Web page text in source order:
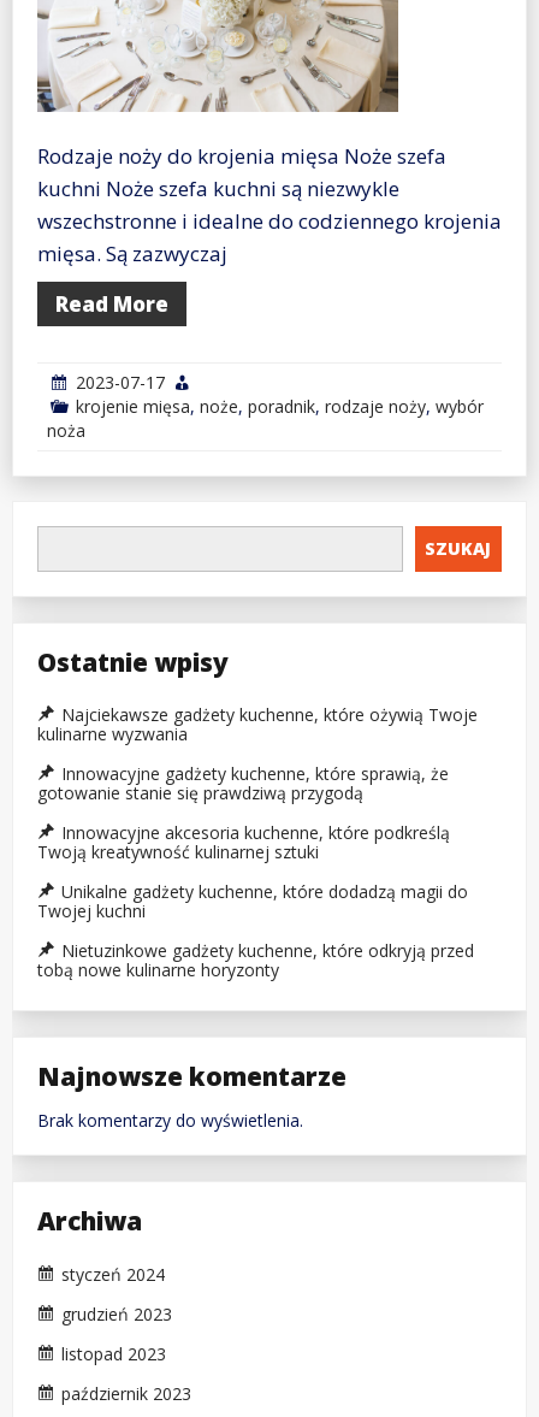
Rodzaje noży do krojenia mięsa Noże szefa
kuchni Noże szefa kuchni są niezwykle
wszechstronne i idealne do codziennego krojenia
mięsa. Są zazwyczaj
Read More
2023-07-17
krojenie mięsa, noże, poradnik, rodzaje noży, wybór
noża
SZUKAJ
Ostatnie wpisy
Najciekawsze gadżety kuchenne, które ożywią Twoje
kulinarne wyzwania
Innowacyjne gadżety kuchenne, które sprawią, że
gotowanie stanie się prawdziwą przygodą
Innowacyjne akcesoria kuchenne, które podkreślą
Twoją kreatywność kulinarnej sztuki
Unikalne gadżety kuchenne, które dodadzą magii do
Twojej kuchni
Nietuzinkowe gadżety kuchenne, które odkryją przed
tobą nowe kulinarne horyzonty
Najnowsze komentarze
Brak komentarzy do wyświetlenia.
Archiwa
styczeń 2024
grudzień 2023
listopad 2023
październik 2023